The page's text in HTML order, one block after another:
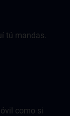
tú mandas.
como si